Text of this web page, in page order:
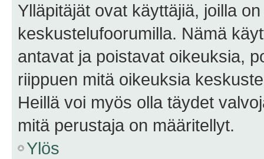
Ylläpitäjät ovat käyttäjiä, joilla
keskustelufoorumilla. Nämä
antavat ja poistavat oikeuksia,
riippuen mitä oikeuksia
Heillä voi myös olla täydet
mitä perustaja on määritellyt.
Ylös